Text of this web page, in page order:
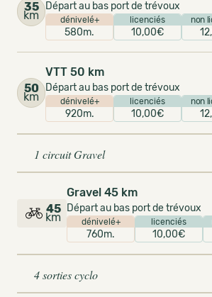
35
km
Départ au bas port de trévoux
dénivelé+
580m.
licenciés
10,00€
non
50
km
VTT 50 km
Départ au bas port de trévoux
dénivelé+
920m.
licenciés
10,00€
non
1 circuit Gravel
45
km
Gravel 45 km
Départ au bas port de trévoux
dénivelé+
760m.
licenciés
10,00€
4 sorties cyclo